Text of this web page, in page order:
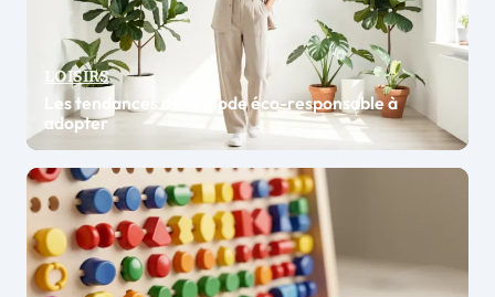
LOISIRS
Les tendances de la mode éco-responsable à
adopter